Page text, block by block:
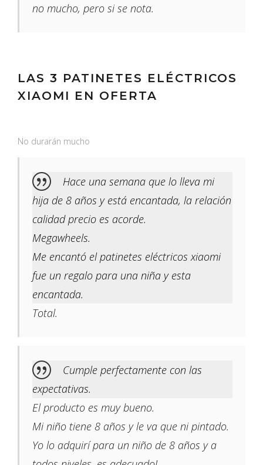
no mucho, pero si se nota.
LAS 3 PATINETES ELÉCTRICOS
XIAOMI EN OFERTA
No durarán mucho
Hace una semana que lo lleva mi
hija de 8 años y está encantada, la relación
calidad precio es acorde.
Megawheels.
Me encantó el patinetes eléctricos xiaomi
fue un regalo para una niña y esta
encantada.
Total.
Cumple perfectamente con las
expectativas.
El producto es muy bueno.
Mi niño tiene 8 años y le va que ni pintado.
Yo lo adquirí para un niño de 8 años y a